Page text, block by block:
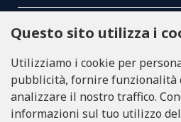
CHIAMACI
INFO@LUKONS.COM
Questo sito utilizza i
Utilizziamo i cookie per
pubblicità, fornire funzionalità
analizzare il nostro traffico.
informazioni sul tuo utilizzo